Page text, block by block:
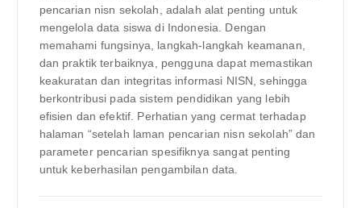
pencarian nisn sekolah, adalah alat penting untuk
mengelola data siswa di Indonesia. Dengan
memahami fungsinya, langkah-langkah keamanan,
dan praktik terbaiknya, pengguna dapat memastikan
keakuratan dan integritas informasi NISN, sehingga
berkontribusi pada sistem pendidikan yang lebih
efisien dan efektif. Perhatian yang cermat terhadap
halaman “setelah laman pencarian nisn sekolah” dan
parameter pencarian spesifiknya sangat penting
untuk keberhasilan pengambilan data.